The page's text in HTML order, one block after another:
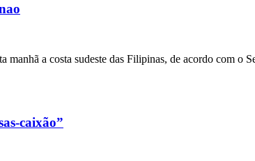
manhã a costa sudeste das Filipinas, de acordo com
caixão”